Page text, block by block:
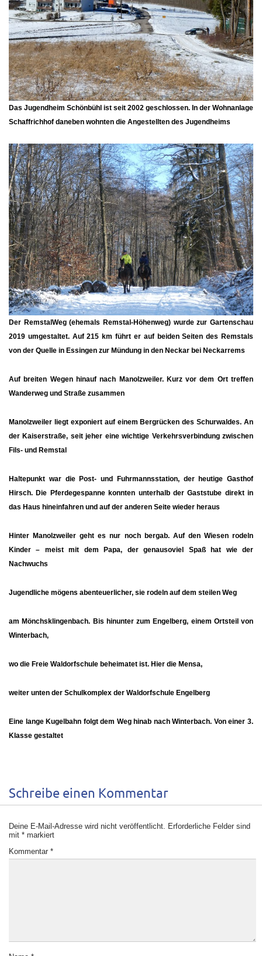
Das Jugendheim Schönbühl ist seit 2002 geschlossen. In der Wohnanlage
Schaffrichhof daneben wohnten die Angestellten des Jugendheims
Der RemstalWeg(ehemals Remstal-Höhenweg) wurde zur Gartenschau
2019 umgestaltet. Auf 215 km führt er auf beiden Seiten des Remstals
von der Quelle in Essingen zur Mündung in den Neckar bei Neckarrems
Auf breiten Wegen hinauf nach Manolzweiler. Kurz vor dem Ort treffen
Wanderweg und Straße zusammen
Manolzweiler liegt exponiert auf einem Bergrücken des Schurwaldes. An
derKaiserstraße, seit jeher eine wichtige Verkehrsverbindung zwischen
Fils- und Remstal
Haltepunkt war die Post- und Fuhrmannsstation, der heutige Gasthof
Hirsch. Die Pferdegespanne konnten unterhalb der Gaststube direkt in
das Haus hineinfahren und auf der anderen Seite wieder heraus
Hinter Manolzweiler geht es nur noch bergab. Auf den Wiesen rodeln
Kinder – meist mit dem Papa, der genausoviel Spaß hat wie der
Nachwuchs
Jugendliche mögens abenteuerlicher, sie rodeln auf dem steilen Weg
am Mönchsklingenbach. Bis hinunter zumEngelberg, einem Ortsteil von
Winterbach,
wo die Freie Waldorfschule beheimatet ist. Hier die Mensa,
weiter unten der Schulkomplex der Waldorfschule Engelberg
Eine langeKugelbahn folgt dem Weg hinab nach Winterbach. Von einer 3.
Klasse gestaltet
Schreibe einen Kommentar
Deine E-Mail-Adresse wird nicht veröffentlicht. Erforderliche Felder sind
mit * markiert
Kommentar *